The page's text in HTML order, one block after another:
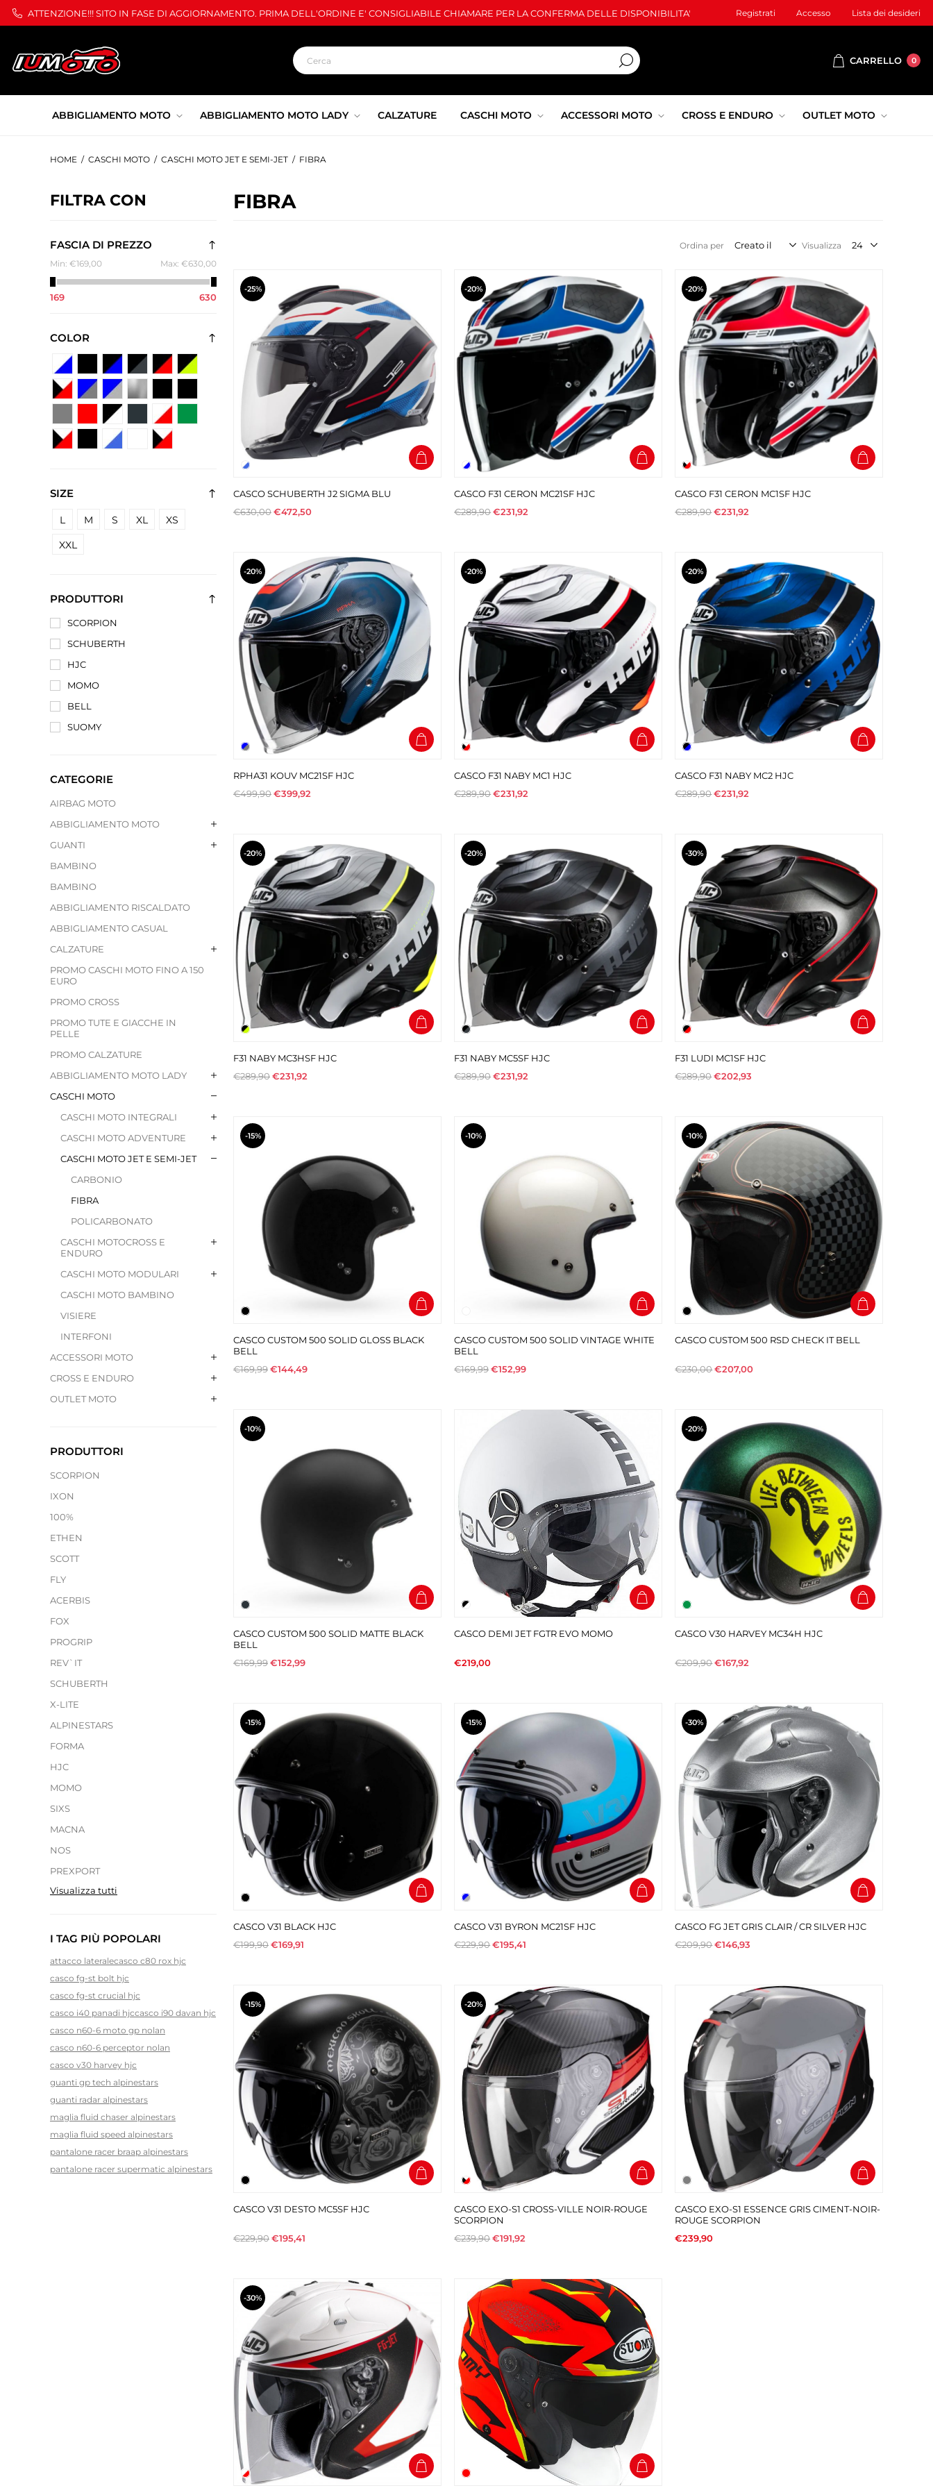
ATTENZIONE!!! SITO IN FASE DI AGGIORNAMENTO. PRIMA DELL'ORDINE E' CONSIGLIABILE CHIAMARE PER LA CONFERMA DELLE DISPONIBILITA' Registrati Accesso Lista dei desideri
CARRELLO 0
ABBIGLIAMENTO MOTO ABBIGLIAMENTO MOTO LADY CALZATURE CASCHI MOTO ACCESSORI MOTO CROSS E ENDURO OUTLET MOTO
HOME / CASCHI MOTO / CASCHI MOTO JET E SEMI-JET / FIBRA
FILTRA CON
FASCIA DI PREZZO
Min: €169,00 Max: €630,00
169 630
COLOR
SIZE
L M S XL
XS
XXL
PRODUTTORI
SCORPION
SCHUBERTH
HJC
MOMO
BELL
SUOMY
CATEGORIE
AIRBAG MOTO
ABBIGLIAMENTO MOTO
GUANTI
BAMBINO
BAMBINO
ABBIGLIAMENTO RISCALDATO
ABBIGLIAMENTO CASUAL
CALZATURE
PROMO CASCHI MOTO FINO A 150
EURO
PROMO CROSS
PROMO TUTE E GIACCHE IN
PELLE
PROMO CALZATURE
ABBIGLIAMENTO MOTO LADY
CASCHI MOTO
CASCHI MOTO INTEGRALI
CASCHI MOTO ADVENTURE
CASCHI MOTO JET E SEMI-JET
CARBONIO
FIBRA
POLICARBONATO
CASCHI MOTOCROSS E
ENDURO
CASCHI MOTO MODULARI
CASCHI MOTO BAMBINO
VISIERE
INTERFONI
ACCESSORI MOTO
CROSS E ENDURO
OUTLET MOTO
PRODUTTORI
SCORPION
IXON
100%
ETHEN
SCOTT
FLY
ACERBIS
FOX
PROGRIP
REV`IT
SCHUBERTH
X-LITE
ALPINESTARS
FORMA
HJC
MOMO
SIXS
MACNA
NOS
PREXPORT
Visualizza tutti
I TAG PIÙ POPOLARI
attacco lateralecasco c80 rox hjc
casco fg-st bolt hjc
casco fg-st crucial hjc
casco i40 panadi hjccasco i90 davan hjc
casco n60-6 moto gp nolan
casco n60-6 perceptor nolan
casco v30 harvey hjc
guanti gp tech alpinestars
guanti radar alpinestars
maglia fluid chaser alpinestars
maglia fluid speed alpinestars
pantalone racer braap alpinestars
pantalone racer supermatic alpinestars
FIBRA
Ordina per Visualizza
-25%
CASCO SCHUBERTH J2 SIGMA BLU
€630,00€472,50
-20%
CASCO F31 CERON MC21SF HJC
€289,90€231,92
-20%
CASCO F31 CERON MC1SF HJC
€289,90€231,92
-20%
RPHA31 KOUV MC21SF HJC
€499,90€399,92
-20%
CASCO F31 NABY MC1 HJC
€289,90€231,92
-20%
CASCO F31 NABY MC2 HJC
€289,90€231,92
-20%
F31 NABY MC3HSF HJC
€289,90€231,92
-20%
F31 NABY MC5SF HJC
€289,90€231,92
-30%
F31 LUDI MC1SF HJC
€289,90€202,93
-15%
CASCO CUSTOM 500 SOLID GLOSS BLACK
BELL
€169,99€144,49
-10%
CASCO CUSTOM 500 SOLID VINTAGE WHITE
BELL
€169,99€152,99
-10%
CASCO CUSTOM 500 RSD CHECK IT BELL
€230,00€207,00
-10%
CASCO CUSTOM 500 SOLID MATTE BLACK
BELL
€169,99€152,99
CASCO DEMI JET FGTR EVO MOMO
€219,00
-20%
CASCO V30 HARVEY MC34H HJC
€209,90€167,92
-15%
CASCO V31 BLACK HJC
€199,90€169,91
-15%
CASCO V31 BYRON MC21SF HJC
€229,90€195,41
-30%
CASCO FG JET GRIS CLAIR / CR SILVER HJC
€209,90€146,93
-15%
CASCO V31 DESTO MC5SF HJC
€229,90€195,41
-20%
CASCO EXO-S1 CROSS-VILLE NOIR-ROUGE
SCORPION
€239,90€191,92
CASCO EXO-S1 ESSENCE GRIS CIMENT-NOIR-
ROUGE SCORPION
€239,90
-30%